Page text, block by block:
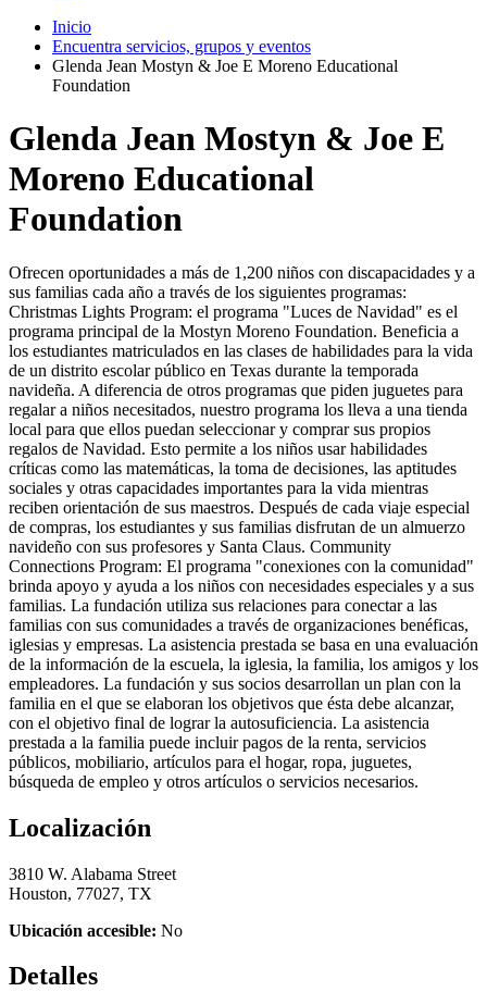
Inicio
Encuentra servicios, grupos y eventos
Glenda Jean Mostyn & Joe E Moreno Educational
Foundation
Glenda Jean Mostyn & Joe E
Moreno Educational
Foundation
Ofrecen oportunidades a más de 1,200 niños con discapacidades y a
sus familias cada año a través de los siguientes programas:
Christmas Lights Program: el programa "Luces de Navidad" es el
programa principal de la Mostyn Moreno Foundation. Beneficia a
los estudiantes matriculados en las clases de habilidades para la vida
de un distrito escolar público en Texas durante la temporada
navideña. A diferencia de otros programas que piden juguetes para
regalar a niños necesitados, nuestro programa los lleva a una tienda
local para que ellos puedan seleccionar y comprar sus propios
regalos de Navidad. Esto permite a los niños usar habilidades
críticas como las matemáticas, la toma de decisiones, las aptitudes
sociales y otras capacidades importantes para la vida mientras
reciben orientación de sus maestros. Después de cada viaje especial
de compras, los estudiantes y sus familias disfrutan de un almuerzo
navideño con sus profesores y Santa Claus. Community
Connections Program: El programa "conexiones con la comunidad"
brinda apoyo y ayuda a los niños con necesidades especiales y a sus
familias. La fundación utiliza sus relaciones para conectar a las
familias con sus comunidades a través de organizaciones benéficas,
iglesias y empresas. La asistencia prestada se basa en una evaluación
de la información de la escuela, la iglesia, la familia, los amigos y los
empleadores. La fundación y sus socios desarrollan un plan con la
familia en el que se elaboran los objetivos que ésta debe alcanzar,
con el objetivo final de lograr la autosuficiencia. La asistencia
prestada a la familia puede incluir pagos de la renta, servicios
públicos, mobiliario, artículos para el hogar, ropa, juguetes,
búsqueda de empleo y otros artículos o servicios necesarios.
Localización
3810 W. Alabama Street
Houston, 77027, TX
Ubicación accesible: No
Detalles